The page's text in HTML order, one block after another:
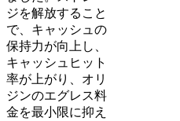
ジを解放すること
で、キャッシュの
保持力が向上し、
キャッシュヒット
率が上がり、オリ
ジンのエグレス料
金を最小限に抑え